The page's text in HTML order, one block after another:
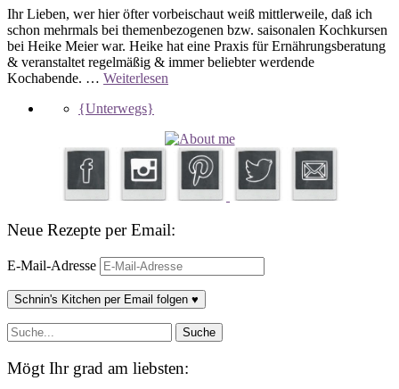
Ihr Lieben, wer hier öfter vorbeischaut weiß mittlerweile, daß ich
schon mehrmals bei themenbezogenen bzw. saisonalen Kochkursen
bei Heike Meier war. Heike hat eine Praxis für Ernährungsberatung
& veranstaltet regelmäßig & immer beliebter werdende
Kochabende. … Weiterlesen
{Unterwegs}
Neue Rezepte per Email:
E-Mail-Adresse
Schnin's Kitchen per Email folgen ♥
Mögt Ihr grad am liebsten: